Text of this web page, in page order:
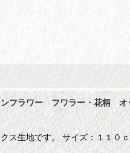
フラワー フワラー・花柄 オ
ス生地です。 サイズ：１１０